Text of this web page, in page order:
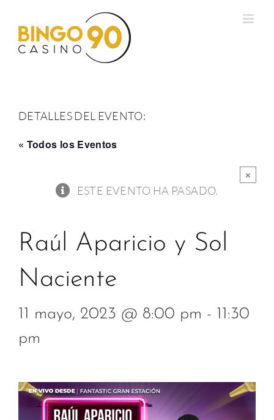
contenido
DETALLES DEL EVENTO:
« Todos los Eventos
×
ESTE EVENTO HA PASADO.
Raúl Aparicio y Sol
Naciente
11 mayo, 2023 @ 8:00 pm - 11:30
pm